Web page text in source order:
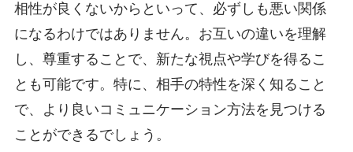
相性が良くないからといって、必ずしも悪い関係
になるわけではありません。お互いの違いを理解
し、尊重することで、新たな視点や学びを得るこ
とも可能です。特に、相手の特性を深く知ること
で、より良いコミュニケーション方法を見つける
ことができるでしょう。